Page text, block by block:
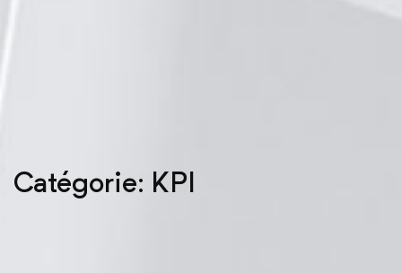
Catégorie: KPI